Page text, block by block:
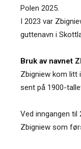
Polen 2025.
I 2023 var
guttenavn i
Bruk av navnet
Zbigniew kom litt
sent på 1900-
Ved inngangen til
Zbigniew som